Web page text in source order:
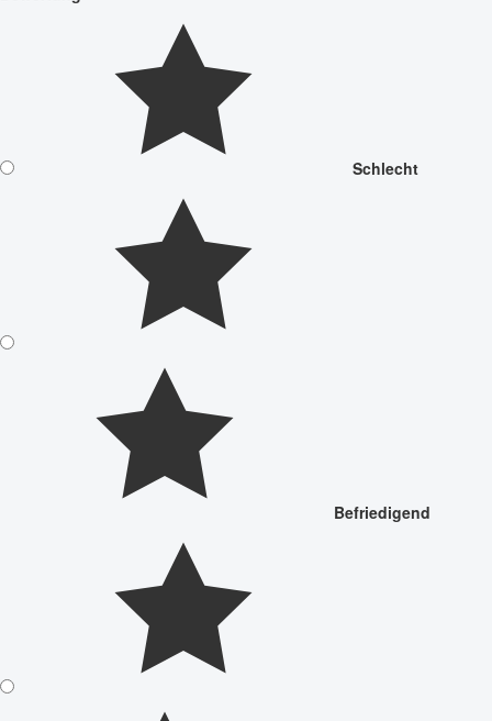
Schlecht
Befriedigend